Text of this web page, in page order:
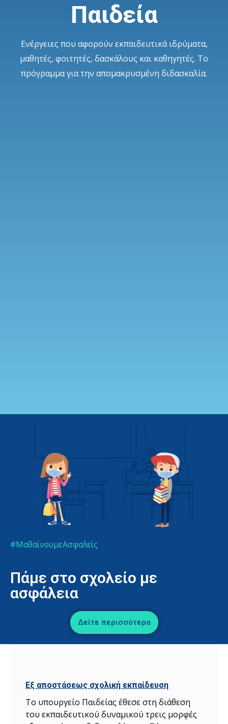
Παιδεία
Ενέργειες που αφορούν εκπαιδευτικά ιδρύματα,
μαθητές, φοιτητές, δασκάλους και καθηγητές. Το
πρόγραμμα για την απομακρυσμένη διδασκαλία.
#ΜαθαίνουμεΑσφαλείς
Πάμε στο σχολείο με
ασφάλεια
Δείτε περισσότερα
Εξ αποστάσεως σχολική εκπαίδευση
Το υπουργείο Παιδείας έθεσε στη διάθεση
του εκπαιδευτικού δυναμικού τρεις μορφές